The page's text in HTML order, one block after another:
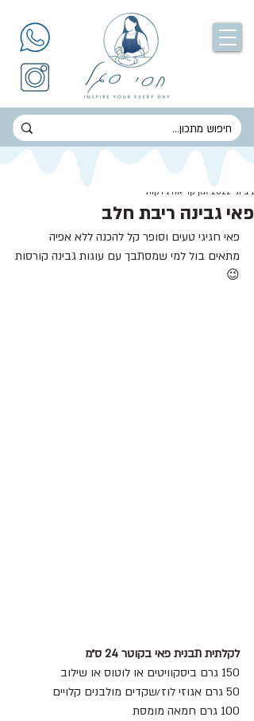
פאי גבינה ריבת חלב
1 ביוני 2022
זמן קריאה 1 דקות
פאי חגיגי טעים וסופר קל להכנה ללא אפיה
מתאים בול למי שמסתבך עם עוגות גבינה קורסות
😉
לקלתית תבנית פאי בקוטר 24 ס״מ
150 גרם ביסקוויטים או לוטוס או שילוב
50 גרם אגוזי לוז/שקדים מולבנים קלויים
100 גרם חמאה מומסת